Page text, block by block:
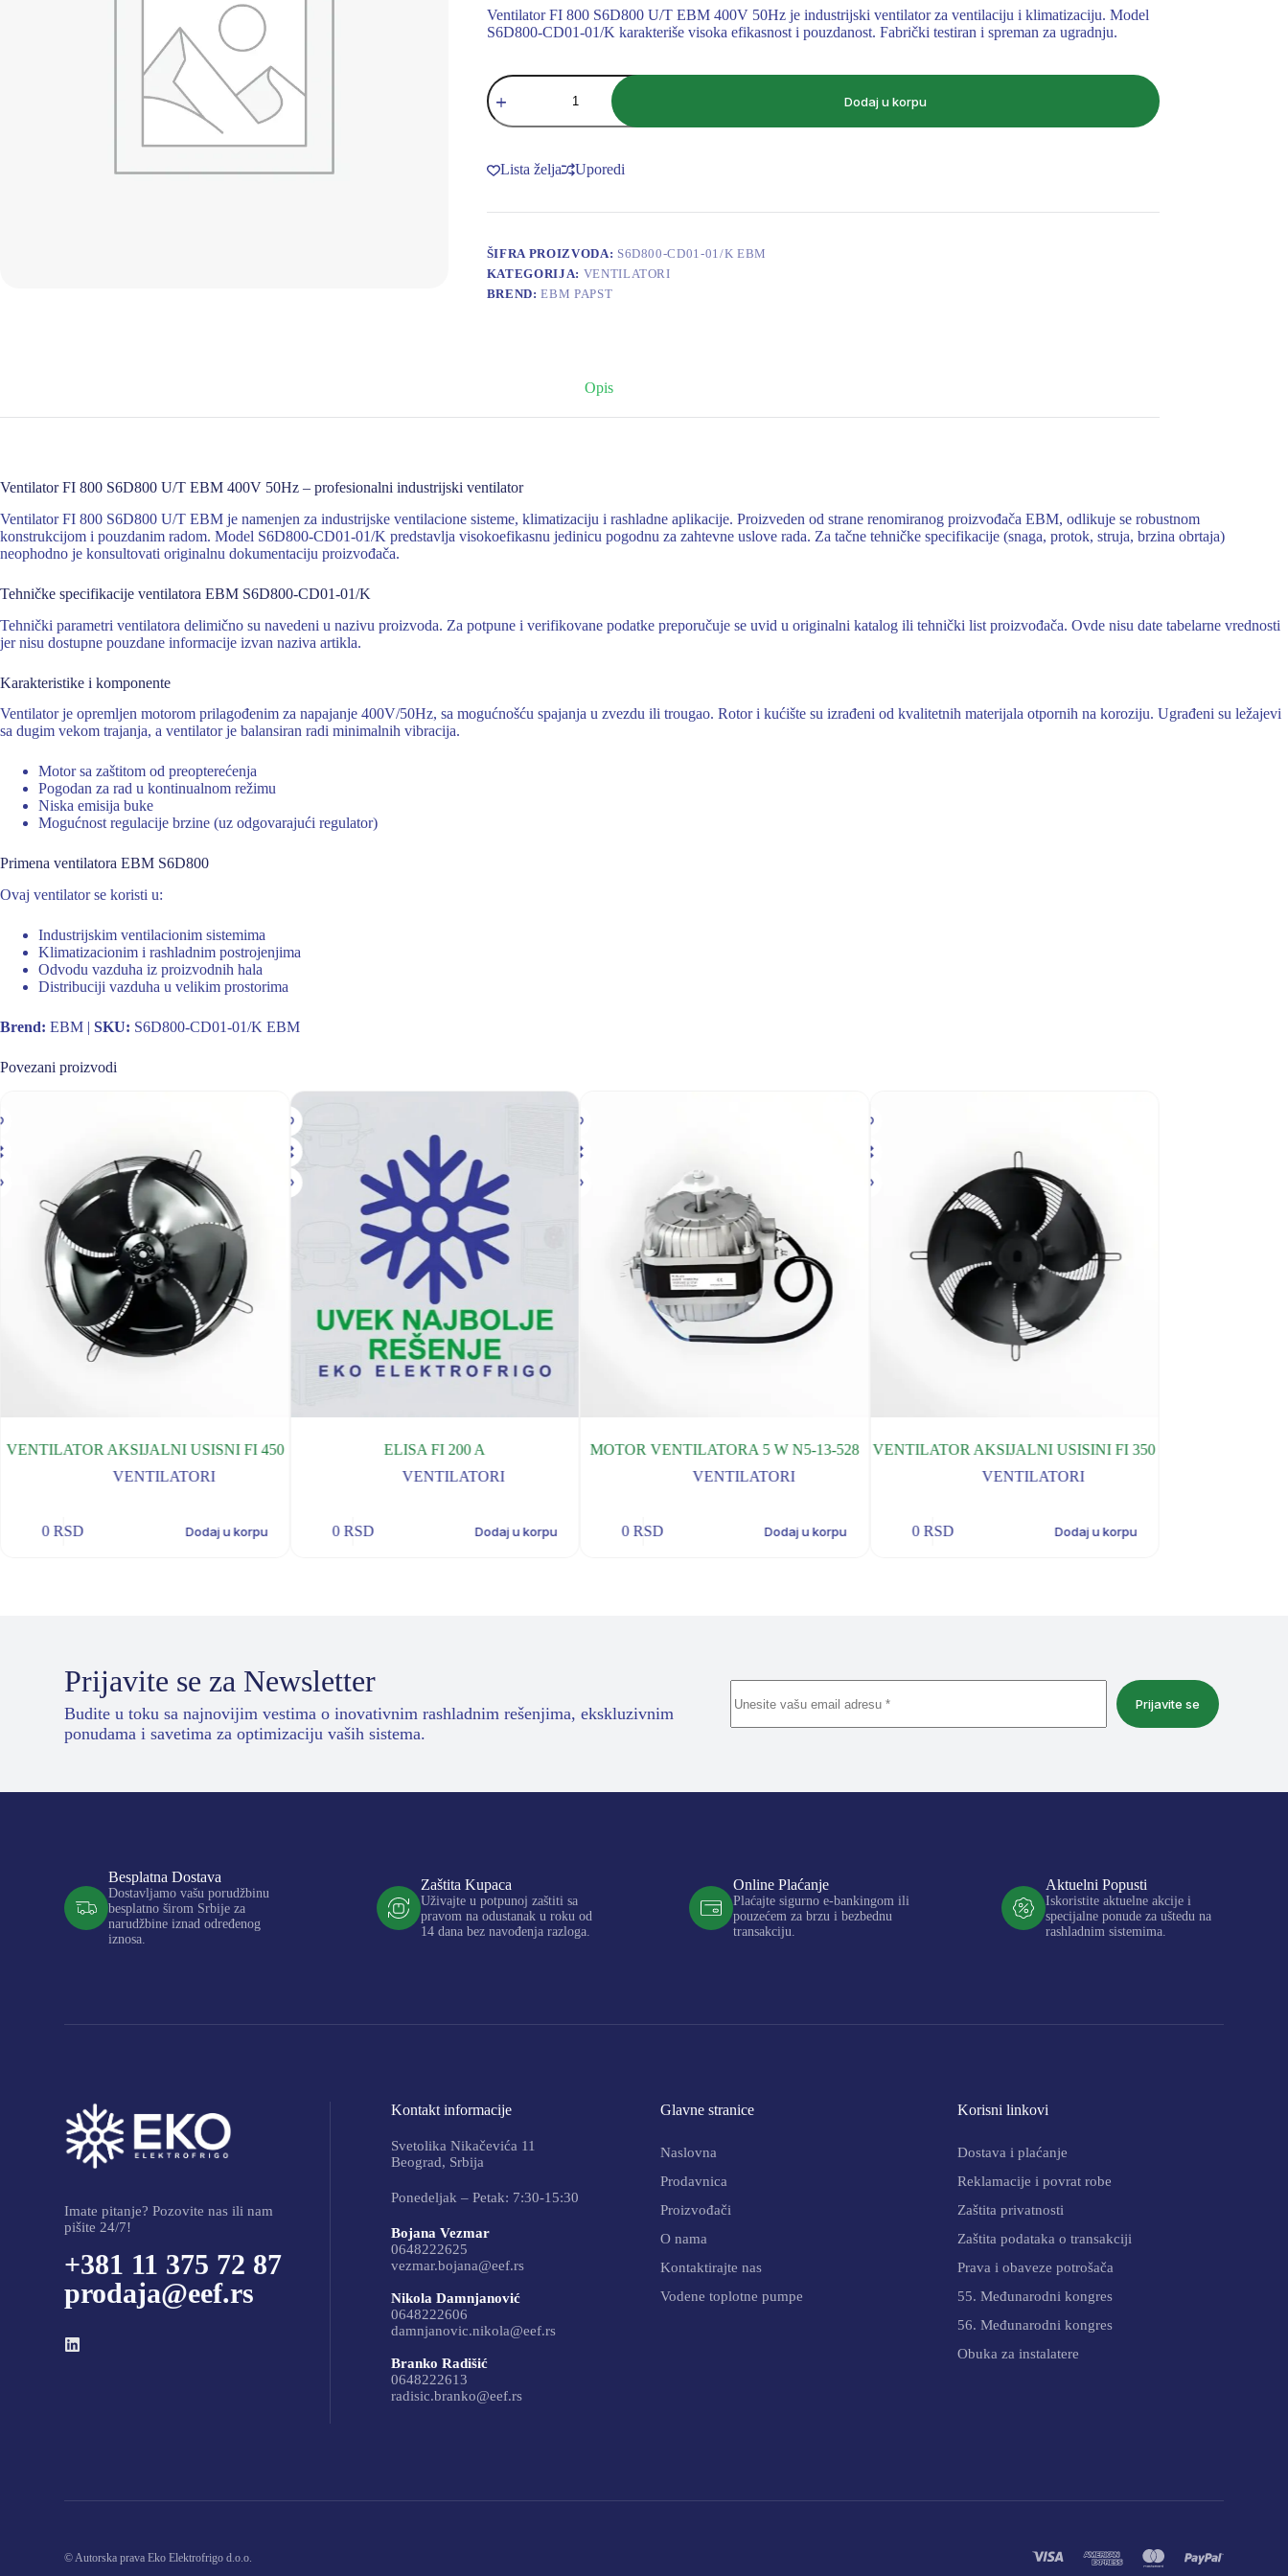
Ventilator FI 800 S6D800 U/T EBM 400V 50Hz je industrijski ventilator za ventilaciju i klimatizaciju. Model
S6D800-CD01-01/K karakteriše visoka efikasnost i pouzdanost. Fabrički testiran i spreman za ugradnju.
VENTILATOR
FI
800
S6D800
EBM
400V
Δ/Y
3.9/2.23A,
880/670
r/min,13170/10030m3/h
količina
Dodaj u korpu
Lista želja Uporedi
ŠIFRA PROIZVODA: S6D800-CD01-01/K EBM
KATEGORIJA: VENTILATORI
BREND:EBM PAPST
Opis
Ventilator FI 800 S6D800 U/T EBM 400V 50Hz – profesionalni industrijski ventilator
Ventilator FI 800 S6D800 U/T EBM je namenjen za industrijske ventilacione sisteme, klimatizaciju i rashladne aplikacije. Proizveden od strane renomiranog proizvođača EBM, odlikuje se robustnom
konstrukcijom i pouzdanim radom. Model S6D800-CD01-01/K predstavlja visokoefikasnu jedinicu pogodnu za zahtevne uslove rada. Za tačne tehničke specifikacije (snaga, protok, struja, brzina obrtaja)
neophodno je konsultovati originalnu dokumentaciju proizvođača.
Tehničke specifikacije ventilatora EBM S6D800-CD01-01/K
Tehnički parametri ventilatora delimično su navedeni u nazivu proizvoda. Za potpune i verifikovane podatke preporučuje se uvid u originalni katalog ili tehnički list proizvođača. Ovde nisu date tabelarne vrednosti
jer nisu dostupne pouzdane informacije izvan naziva artikla.
Karakteristike i komponente
Ventilator je opremljen motorom prilagođenim za napajanje 400V/50Hz, sa mogućnošću spajanja u zvezdu ili trougao. Rotor i kućište su izrađeni od kvalitetnih materijala otpornih na koroziju. Ugrađeni su ležajevi
sa dugim vekom trajanja, a ventilator je balansiran radi minimalnih vibracija.
Motor sa zaštitom od preopterećenja
Pogodan za rad u kontinualnom režimu
Niska emisija buke
Mogućnost regulacije brzine (uz odgovarajući regulator)
Primena ventilatora EBM S6D800
Ovaj ventilator se koristi u:
Industrijskim ventilacionim sistemima
Klimatizacionim i rashladnim postrojenjima
Odvodu vazduha iz proizvodnih hala
Distribuciji vazduha u velikim prostorima
Brend: EBM | SKU: S6D800-CD01-01/K EBM
Povezani proizvodi
VENTILATOR AKSIJALNI USISNI FI 450
VENTILATORI
0RSD Dodaj u korpu
ELISA FI 200 A
VENTILATORI
0 RSD Dodaj u korpu
MOTOR VENTILATORA 5 W N5-13-528
VENTILATORI
0 RSD Dodaj u korpu
VENTILATOR AKSIJALNI USISINI FI 350
VENTILATORI
0 RSD Dodaj u korpu
Prijavite se za Newsletter
Budite u toku sa najnovijim vestima o inovativnim rashladnim rešenjima, ekskluzivnim
ponudama i savetima za optimizaciju vaših sistema.
Prijavite se
Besplatna Dostava
Dostavljamo vašu porudžbinu
besplatno širom Srbije za
narudžbine iznad određenog
iznosa.
Zaštita Kupaca
Uživajte u potpunoj zaštiti sa
pravom na odustanak u roku od
14 dana bez navođenja razloga.
Online Plaćanje
Plaćajte sigurno e-bankingom ili
pouzećem za brzu i bezbednu
transakciju.
Aktuelni Popusti
Iskoristite aktuelne akcije i
specijalne ponude za uštedu na
rashladnim sistemima.
Imate pitanje? Pozovite nas ili nam
pišite 24/7!
+381 11 375 72 87
prodaja@eef.rs
Kontakt informacije
Svetolika Nikačevića 11
Beograd, Srbija
Ponedeljak – Petak: 7:30-15:30
Bojana Vezmar
0648222625
vezmar.bojana@eef.rs
Nikola Damnjanović
0648222606
damnjanovic.nikola@eef.rs
Branko Radišić
0648222613
radisic.branko@eef.rs
Glavne stranice
Naslovna
Prodavnica
Proizvođači
O nama
Kontaktirajte nas
Vodene toplotne pumpe
Korisni linkovi
Dostava i plaćanje
Reklamacije i povrat robe
Zaštita privatnosti
Zaštita podataka o transakciji
Prava i obaveze potrošača
55. Međunarodni kongres
56. Međunarodni kongres
Obuka za instalatere
© Autorska prava Eko Elektrofrigo d.o.o.